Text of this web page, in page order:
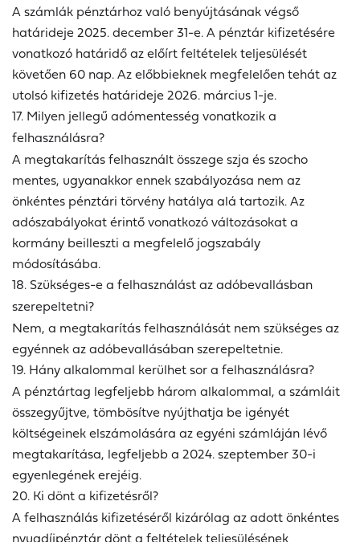
A számlák pénztárhoz való benyújtásának végső
határideje 2025. december 31-e. A pénztár kifizetésére
vonatkozó határidő az előírt feltételek teljesülését
követően 60 nap. Az előbbieknek megfelelően tehát az
utolsó kifizetés határideje 2026. március 1-je.
17. Milyen jellegű adómentesség vonatkozik a
felhasználásra?
A megtakarítás felhasznált összege szja és szocho
mentes, ugyanakkor ennek szabályozása nem az
önkéntes pénztári törvény hatálya alá tartozik. Az
adószabályokat érintő vonatkozó változásokat a
kormány beilleszti a megfelelő jogszabály
módosításába.
18. Szükséges-e a felhasználást az adóbevallásban
szerepeltetni?
Nem, a megtakarítás felhasználását nem szükséges az
egyénnek az adóbevallásában szerepeltetnie.
19. Hány alkalommal kerülhet sor a felhasználásra?
A pénztártag legfeljebb három alkalommal, a számláit
összegyűjtve, tömbösítve nyújthatja be igényét
költségeinek elszámolására az egyéni számláján lévő
megtakarítása, legfeljebb a 2024. szeptember 30-i
egyenlegének erejéig.
20. Ki dönt a kifizetésről?
A felhasználás kifizetéséről kizárólag az adott önkéntes
nyugdíjpénztár dönt a feltételek teljesülésének